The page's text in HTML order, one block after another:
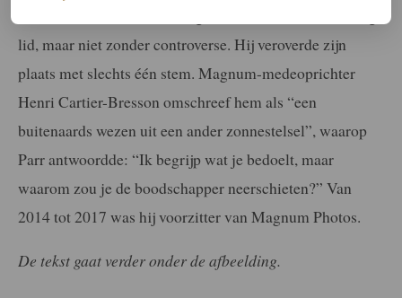
lid, maar niet zonder controverse. Hij veroverde zijn
plaats met slechts één stem. Magnum-medeoprichter
Henri Cartier-Bresson omschreef hem als “een
buitenaards wezen uit een ander zonnestelsel”, waarop
Parr antwoordde: “Ik begrijp wat je bedoelt, maar
waarom zou je de boodschapper neerschieten?” Van
2014 tot 2017 was hij voorzitter van Magnum Photos.
De tekst gaat verder onder de afbeelding.